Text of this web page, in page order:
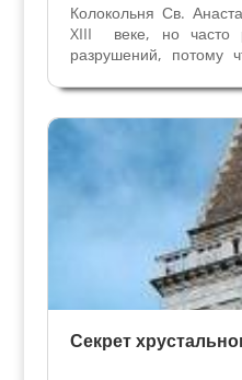
Колокольня Св.
XIII веке, но часто
разрушений, потому
колоколов в
колокольного звона
Скрытая
Секрет